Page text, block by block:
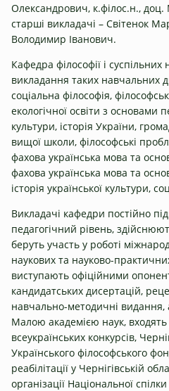
Олександрович, к.філос.н.,
старші викладачі – Світенок
Володимир Іванович.
Кафедра філософії і суспільних
викладання таких навчальних
соціальна філософія,
екологічної освіти з основами
культури, історія України,
вищої школи, філософські
фахова українська мова та
фахова українська мова та
історія української культури,
Викладачі кафедри постійно
педагогічний рівень,
беруть участь у роботі
наукових та науково-
виступають офіційними
кандидатських дисертацій,
навчально-методичні
Малою академією наук, входять
всеукраїнських конкурсів,
Українського філософського
реабілітації у Чернігівській
організації Національної